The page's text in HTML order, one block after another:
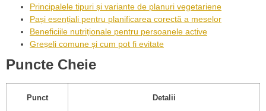
Principalele tipuri și variante de planuri vegetariene
Pași esențiali pentru planificarea corectă a meselor
Beneficiile nutriționale pentru persoanele active
Greșeli comune și cum pot fi evitate
Puncte Cheie
Punct Detalii